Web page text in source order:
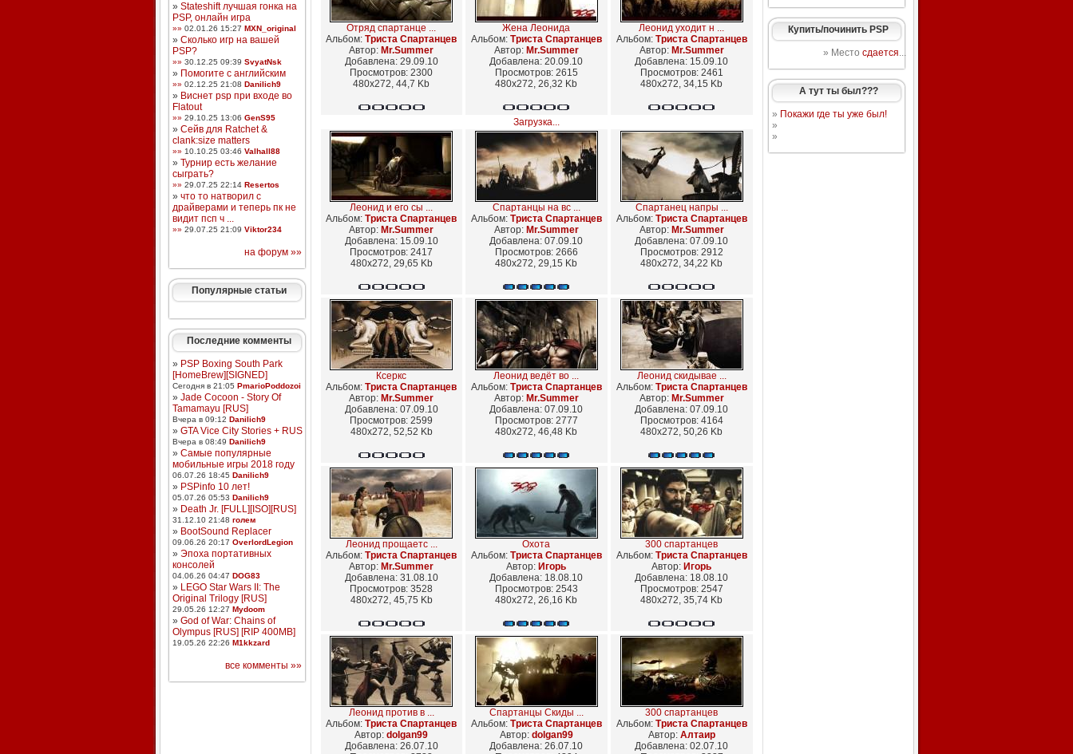
» Stateshift лучшая гонка на
PSP, онлайн игра
»» 02.01.26 15:27 MXN_original
» Сколько игр на вашей
PSP?
»» 30.12.25 09:39 SvyatNsk
» Помогите с английским
»» 02.12.25 21:08 Danilich9
» Виснет psp при входе во
Flatout
»» 29.10.25 13:06 GenS95
» Сейв для Ratchet &
clank:size matters
»» 10.10.25 03:46 Valhall88
» Турнир есть желание
сыграть?
»» 29.07.25 22:14 Resertos
» что то натворил с
драйверами и теперь пк не
видит псп ч ...
»» 29.07.25 21:09 Viktor234
на форум »»
Популярные статьи
Последние комменты
» PSP Boxing South Park
[HomeBrew][SIGNED]
Сегодня в 21:05 PmarioPoddozoi
» Jade Cocoon - Story Of
Tamamayu [RUS]
Вчера в 09:12 Danilich9
» GTA Vice City Stories + RUS
Вчера в 08:49 Danilich9
» Самые популярные
мобильные игры 2018 году
06.07.26 18:45 Danilich9
» PSPinfo 10 лет!
05.07.26 05:53 Danilich9
» Death Jr. [FULL][ISO][RUS]
31.12.10 21:48 голем
» BootSound Replacer
09.06.26 20:17 OverlordLegion
» Эпоха портативных
консолей
04.06.26 04:47 DOG83
» LEGO Star Wars II: The
Original Trilogy [RUS]
29.05.26 12:27 Mydoom
» God of War: Chains of
Olympus [RUS] [RIP 400MB]
19.05.26 22:26 M1kkzard
все комменты »»
Отряд спартанце ...
Альбом: Триста Спартанцев
Автор: Mr.Summer
Добавлена: 29.09.10
Просмотров: 2300
480x272, 44,7 Kb
Жена Леонида
Альбом: Триста Спартанцев
Автор: Mr.Summer
Добавлена: 20.09.10
Просмотров: 2615
480x272, 26,32 Kb
Леонид уходит н ...
Альбом: Триста Спартанцев
Автор: Mr.Summer
Добавлена: 15.09.10
Просмотров: 2461
480x272, 34,15 Kb
Загрузка...
Леонид и его сы ...
Альбом: Триста Спартанцев
Автор: Mr.Summer
Добавлена: 15.09.10
Просмотров: 2417
480x272, 29,65 Kb
Спартанцы на вс ...
Альбом: Триста Спартанцев
Автор: Mr.Summer
Добавлена: 07.09.10
Просмотров: 2666
480x272, 29,15 Kb
Спартанец напры ...
Альбом: Триста Спартанцев
Автор: Mr.Summer
Добавлена: 07.09.10
Просмотров: 2912
480x272, 34,22 Kb
Ксеркс
Альбом: Триста Спартанцев
Автор: Mr.Summer
Добавлена: 07.09.10
Просмотров: 2599
480x272, 52,52 Kb
Леонид ведёт во ...
Альбом: Триста Спартанцев
Автор: Mr.Summer
Добавлена: 07.09.10
Просмотров: 2777
480x272, 46,48 Kb
Леонид скидывае ...
Альбом: Триста Спартанцев
Автор: Mr.Summer
Добавлена: 07.09.10
Просмотров: 4164
480x272, 50,26 Kb
Леонид прощаетс ...
Альбом: Триста Спартанцев
Автор: Mr.Summer
Добавлена: 31.08.10
Просмотров: 3528
480x272, 45,75 Kb
Охота
Альбом: Триста Спартанцев
Автор: Игорь
Добавлена: 18.08.10
Просмотров: 2543
480x272, 26,16 Kb
300 спартанцев
Альбом: Триста Спартанцев
Автор: Игорь
Добавлена: 18.08.10
Просмотров: 2547
480x272, 35,74 Kb
Леонид против в ...
Альбом: Триста Спартанцев
Автор: dolgan99
Добавлена: 26.07.10
Спартанцы Скиды ...
Альбом: Триста Спартанцев
Автор: dolgan99
Добавлена: 26.07.10
300 спартанцев
Альбом: Триста Спартанцев
Автор: Алтаир
Добавлена: 02.07.10
Купить/починить PSP
» Место сдается...
А тут ты был???
» Покажи где ты уже был!
»
»